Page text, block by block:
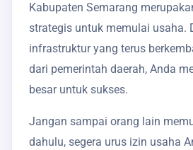
Kabupaten Semarang
strategis untuk memulai usaha.
infrastruktur yang terus
dari pemerintah daerah, Anda
besar untuk sukses.
Jangan sampai orang lain
dahulu, segera urus izin usaha